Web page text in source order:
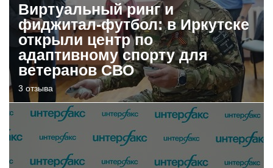
Виртуальный ринг и
фиджитал-футбол: в Иркутске
открыли центр по
адаптивному спорту для
ветеранов СВО
3 отзыва